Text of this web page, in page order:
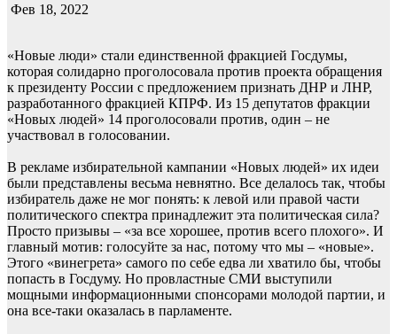
Фев 18, 2022
«Новые люди» стали единственной фракцией Госдумы,
которая солидарно проголосовала против проекта обращения
к президенту России с предложением признать ДНР и ЛНР,
разработанного фракцией КПРФ. Из 15 депутатов фракции
«Новых людей» 14 проголосовали против, один – не
участвовал в голосовании.
В рекламе избирательной кампании «Новых людей» их идеи
были представлены весьма невнятно. Все делалось так, чтобы
избиратель даже не мог понять: к левой или правой части
политического спектра принадлежит эта политическая сила?
Просто призывы – «за все хорошее, против всего плохого». И
главный мотив: голосуйте за нас, потому что мы – «новые».
Этого «винегрета» самого по себе едва ли хватило бы, чтобы
попасть в Госдуму. Но провластные СМИ выступили
мощными информационными спонсорами молодой партии, и
она все-таки оказалась в парламенте.